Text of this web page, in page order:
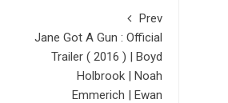
Prev
Jane Got A Gun : Official
Trailer ( 2016 ) | Boyd
Holbrook | Noah
Emmerich | Ewan